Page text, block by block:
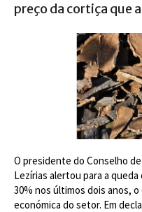
preço da cortiça que
O presidente do Conselho
Lezírias alertou para a
30% nos últimos dois anos,
económica do setor. Em